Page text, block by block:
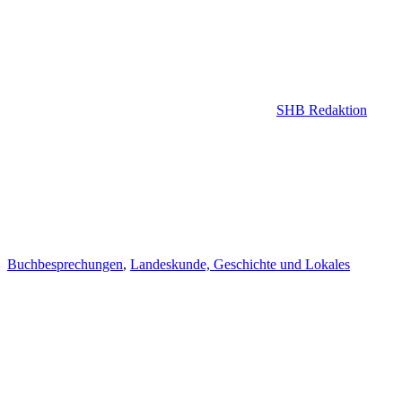
SHB Redaktion
Buchbesprechungen, Landeskunde, Geschichte und Lokales